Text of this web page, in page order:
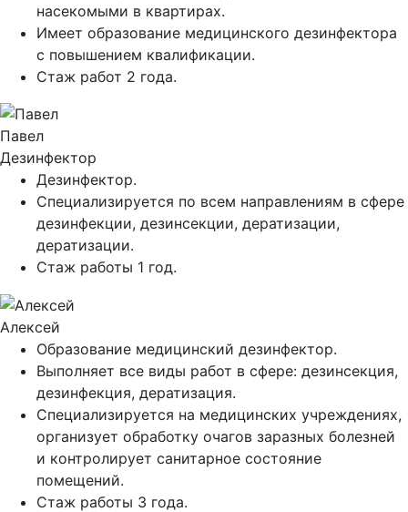
насекомыми в квартирах.
Имеет образование медицинского дезинфектора
с повышением квалификации.
Стаж работ 2 года.
Павел
Дезинфектор
Дезинфектор.
Специализируется по всем направлениям в сфере
дезинфекции, дезинсекции, дератизации,
дератизации.
Стаж работы 1 год.
Алексей
Образование медицинский дезинфектор.
Выполняет все виды работ в сфере: дезинсекция,
дезинфекция, дератизация.
Специализируется на медицинских учреждениях,
организует обработку очагов заразных болезней
и контролирует санитарное состояние
помещений.
Стаж работы 3 года.